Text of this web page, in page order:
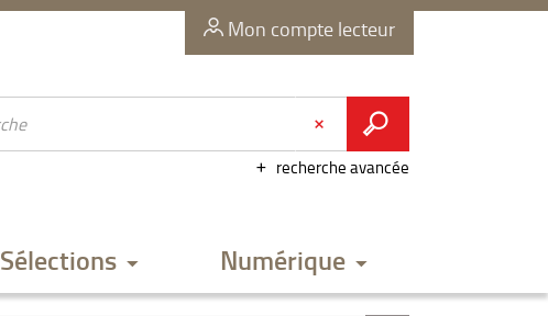
Mon compte lecteur
recherche avancée
Sélections Numérique